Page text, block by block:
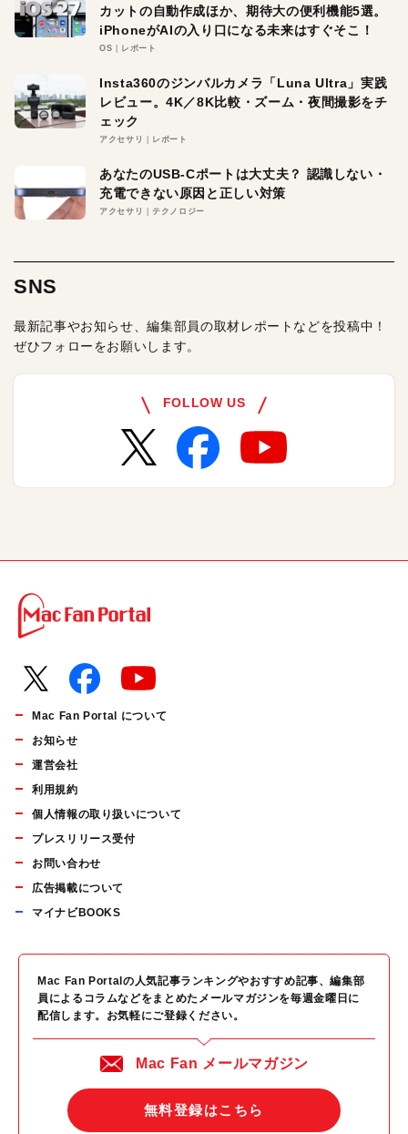
カットの自動作成ほか、期待大の便利機能5選。
iPhoneがAIの入り口になる未来はすぐそこ！
OS レポート
Insta360のジンバルカメラ「Luna Ultra」実践
レビュー。4K／8K比較・ズーム・夜間撮影をチ
ェック
アクセサリ レポート
あなたのUSB-Cポートは大丈夫？ 認識しない・
充電できない原因と正しい対策
アクセサリ テクノロジー
SNS
最新記事やお知らせ、編集部員の取材レポートなどを投稿中！
ぜひフォローをお願いします。
FOLLOW US
Mac Fan Portal について
お知らせ
運営会社
利用規約
個人情報の取り扱いについて
プレスリリース受付
お問い合わせ
広告掲載について
マイナビBOOKS
Mac Fan Portalの人気記事ランキングやおすすめ記事、編集部
員によるコラムなどをまとめたメールマガジンを毎週金曜日に
配信します。お気軽にご登録ください。
Mac Fan メールマガジン
無料登録はこちら